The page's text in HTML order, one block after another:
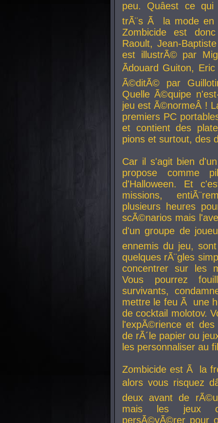
peu. Quâest ce
trÃ¨s Ã la mode en
Zombicide est
Raoult, Jean-
est illustrÃ© par
Ãdouard Guiton,
Ã©ditÃ© par
Quelle Ã©quipe
jeu est Ã©normeÂ !
premiers PC
et contient des
pions et surtout, des
Car il s'agit bien
propose comme
d'Halloween. Et
missions,
plusieurs heures
scÃ©narios mais
d'un groupe de
ennemis du jeu,
quelques rÃ¨gles
concentrer sur les
Vous pourrez
survivants,
mettre le feu Ã une
de cocktail molotov.
l'expÃ©rience et
de rÃ´le papier ou
les personnaliser au
Zombicide est Ã la
alors vous risquez
deux avant de
mais les jeux
persÃ©vÃ©rer pour